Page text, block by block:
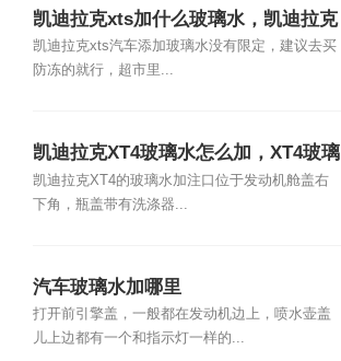
凯迪拉克xts加什么玻璃水，凯迪拉克
xts玻璃水怎么加
凯迪拉克xts汽车添加玻璃水没有限定，建议去买
防冻的就行，超市里...
凯迪拉克XT4玻璃水怎么加，XT4玻璃
水加注位置及容量
凯迪拉克XT4的玻璃水加注口位于发动机舱盖右
下角，瓶盖带有洗涤器...
汽车玻璃水加哪里
打开前引擎盖，一般都在发动机边上，喷水壶盖
儿上边都有一个和指示灯一样的...